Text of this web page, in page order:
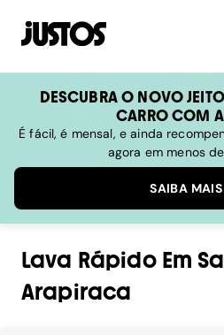
DESCUBRA O NOVO
CARRO COM A
É fácil, é mensal, e ainda
agora em menos
SAIBA MAIS
Lava RápidoEm
Arapiraca